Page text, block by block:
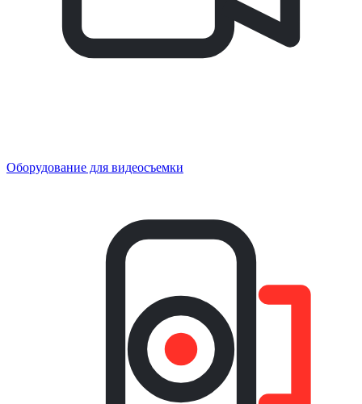
Оборудование для видеосъемки